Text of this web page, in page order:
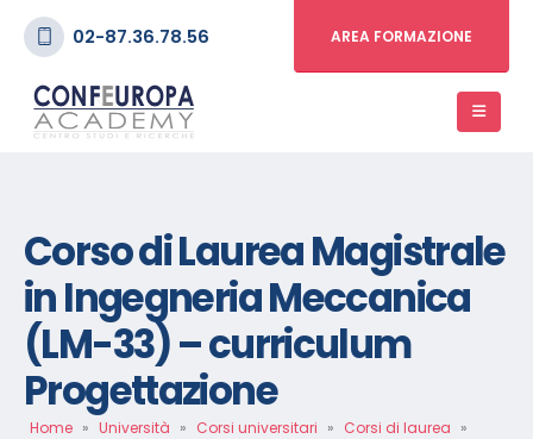
02-87.36.78.56 AREA FORMAZIONE
Corso di Laurea Magistrale
in Ingegneria Meccanica
(LM-33) – curriculum
Progettazione
Home » Università » Corsi universitari » Corsi di laurea »